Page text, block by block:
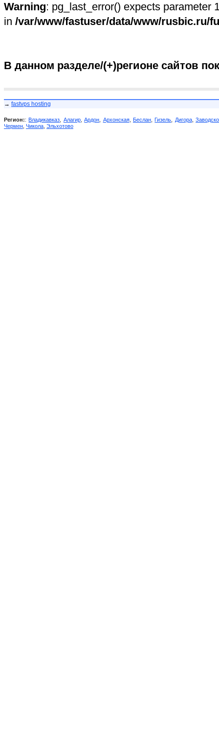
Warning: pg_last_error() expects parameter
in /var/www/fastuser/data/www/rusbic.ru/
В данном разделе/(+)регионе сайтов
→ fastvps hosting
Регион::Владикавказ Алагир,Ардон Архонская, Беслан,Гизель Дигора,
Чермен Чикола Эльхотово